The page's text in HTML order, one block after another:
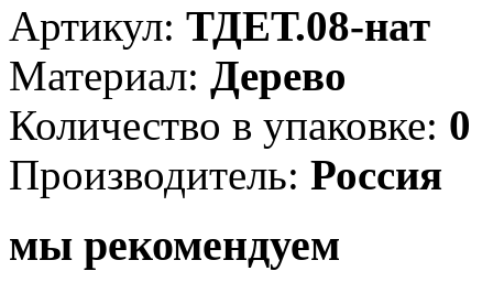
Артикул: ТДЕТ.08-нат
Материал: Дерево
Количество в упаковке: 0
Производитель: Россия
мы рекомендуем